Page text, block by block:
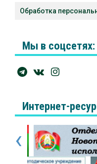
Обработка
Мы в соцсетях:
Интернет-
‹